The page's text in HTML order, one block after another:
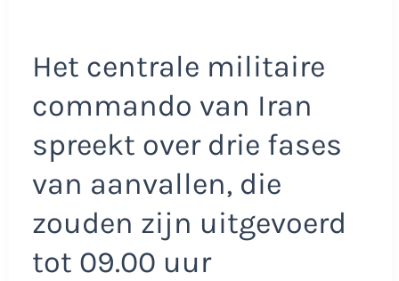
Het centrale militaire
commando van Iran
spreekt over drie fases
van aanvallen, die
zouden zijn uitgevoerd
tot 09.00 uur